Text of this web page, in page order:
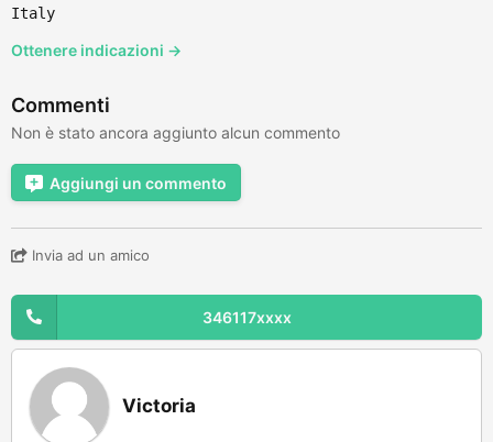
Italy
Ottenere indicazioni →
Commenti
Non è stato ancora aggiunto alcun commento
Aggiungi un commento
Invia ad un amico
346117xxxx
Victoria